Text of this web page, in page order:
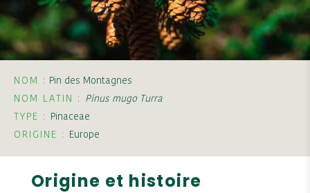
NOM : Pin des Montagnes
NOM LATIN : Pinus mugo Turra
TYPE :
Pinaceae
ORIGINE :
Europe
Origine et histoire